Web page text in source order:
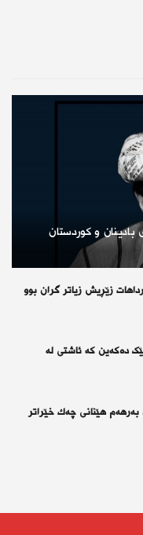
بادینان و کوردستان
زێڕیش زیاتر گران بوو
دەكەین كە ئاشتی لە
بەرهەم هێنانی چەك خێراتر